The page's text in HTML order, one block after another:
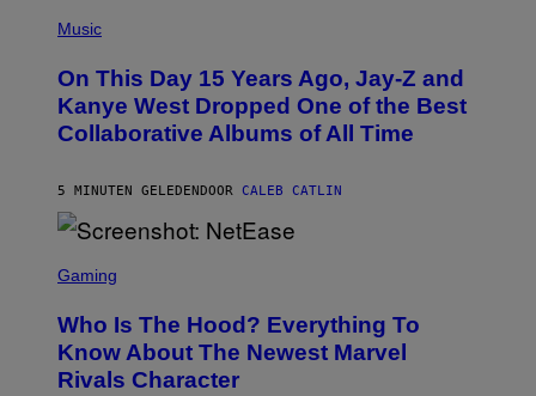
P
T
O
B
Y
N
E
O
Z
A
R
K
Music
On This Day 15 Years Ago, Jay-Z and
Kanye West Dropped One of the Best
Collaborative Albums of All Time
5 MINUTEN GELEDEN DOOR CALEB CATLIN
C
E
N
S
H
Gaming
Who Is The Hood? Everything To
Know About The Newest Marvel
Rivals Character